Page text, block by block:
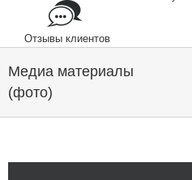
Отзывы клиентов
Медиа материалы
(фото)